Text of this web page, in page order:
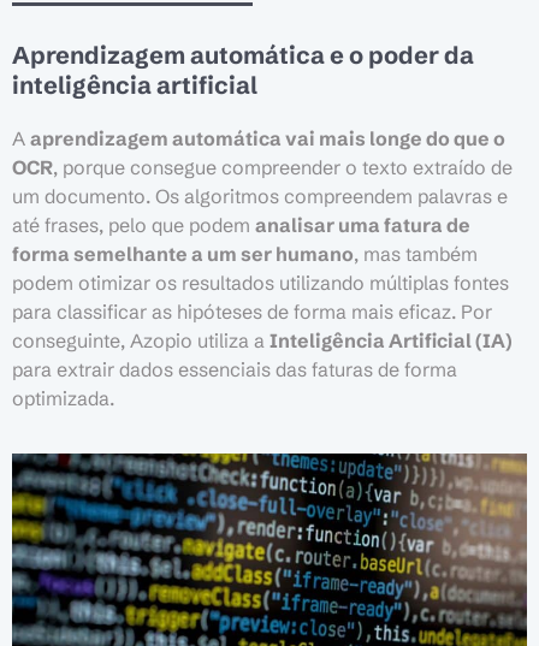
Aprendizagem automática e o poder da
inteligência artificial
A aprendizagem automática vai mais longe do que o
OCR, porque consegue compreender o texto extraído de
um documento. Os algoritmos compreendem palavras e
até frases, pelo que podem analisar uma fatura de
forma semelhante a um ser humano, mas também
podem otimizar os resultados utilizando múltiplas fontes
para classificar as hipóteses de forma mais eficaz. Por
conseguinte, Azopio utiliza a Inteligência Artificial (IA)
para extrair dados essenciais das faturas de forma
optimizada.